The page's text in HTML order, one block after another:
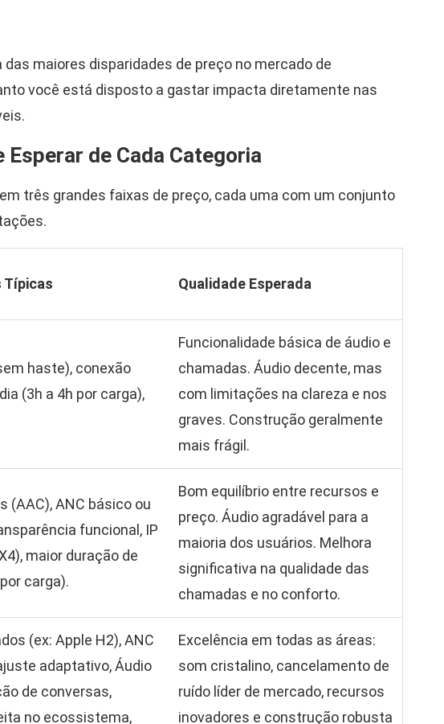
maiores disparidades de preço no mercado de
você está disposto a gastar impacta diretamente nas
Esperar de Cada Categoria
três grandes faixas de preço, cada uma com um conjunto
Qualidade Esperada
haste), conexão
(3h a 4h por carga),
Funcionalidade básica de áudio e
chamadas. Áudio decente, mas
com limitações na clareza e nos
graves. Construção geralmente
mais frágil.
(AAC), ANC básico ou
funcional, IP
maior duração de
carga).
Bom equilíbrio entre recursos e
preço. Áudio agradável para a
maioria dos usuários. Melhora
significativa na qualidade das
chamadas e no conforto.
(ex: Apple H2), ANC
adaptativo, Áudio
de conversas,
no ecossistema,
Excelência em todas as áreas:
som cristalino, cancelamento de
ruído líder de mercado, recursos
inovadores e construção robusta